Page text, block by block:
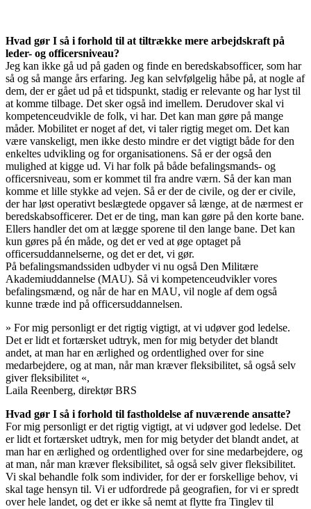
Hvad gør I så i forhold til at tiltrække mere arbejdskraft på
leder- og officersniveau?
Jeg kan ikke gå ud på gaden og finde en beredskabsofficer, som har
så og så mange års erfaring. Jeg kan selvfølgelig håbe på, at nogle af
dem, der er gået ud på et tidspunkt, stadig er relevante og har lyst til
at komme tilbage. Det sker også ind imellem. Derudover skal vi
kompetenceudvikle de folk, vi har. Det kan man gøre på mange
måder. Mobilitet er noget af det, vi taler rigtig meget om. Det kan
være vanskeligt, men ikke desto mindre er det vigtigt både for den
enkeltes udvikling og for organisationens. Så er der også den
mulighed at kigge ud. Vi har folk på både befalingsmands- og
officersniveau, som er kommet til fra andre værn. Så der kan man
komme et lille stykke ad vejen. Så er der de civile, og der er civile,
der har løst operativt beslægtede opgaver så længe, at de nærmest er
beredskabsofficerer. Det er de ting, man kan gøre på den korte bane.
Ellers handler det om at lægge sporene til den lange bane. Det kan
kun gøres på én måde, og det er ved at øge optaget på
officersuddannelserne, og det er det, vi gør.
På befalingsmandssiden udbyder vi nu også Den Militære
Akademiuddannelse (MAU). Så vi kompetenceudvikler vores
befalingsmænd, og når de har en MAU, vil nogle af dem også
kunne træde ind på officersuddannelsen.
» For mig personligt er det rigtig vigtigt, at vi udøver god ledelse.
Det er lidt et fortærsket udtryk, men for mig betyder det blandt
andet, at man har en ærlighed og ordentlighed over for sine
medarbejdere, og at man, når man kræver fleksibilitet, så også selv
giver fleksibilitet «,
Laila Reenberg, direktør BRS
Hvad gør I så i forhold til fastholdelse af nuværende ansatte?
For mig personligt er det rigtig vigtigt, at vi udøver god ledelse. Det
er lidt et fortærsket udtryk, men for mig betyder det blandt andet, at
man har en ærlighed og ordentlighed over for sine medarbejdere, og
at man, når man kræver fleksibilitet, så også selv giver fleksibilitet.
Vi skal behandle folk som individer, for der er forskellige behov, vi
skal tage hensyn til. Vi er udfordrede på geografien, for vi er spredt
over hele landet, og det er ikke så nemt at flytte fra Tinglev til